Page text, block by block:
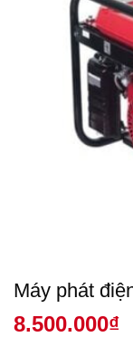
Máy phát
8.500.000₫